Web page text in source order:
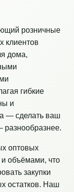
розничные
клиентов
дома,
гибкие
и
— сделать ваш
разнообразнее.
оптовых
объёмами, что
закупки
остатков. Наш